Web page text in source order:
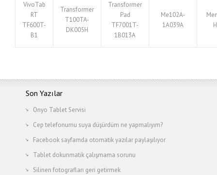
VivoTab
RT
TF600T-
B1
Transformer
T100TA-
DK005H
Transformer
Pad
TF7001T-
1B013A
Me102A-
1A039A
Son Yazılar
Onyo Tablet Servisi
Cep telefonumu suya düşürdüm ne yapmalıyım?
Facebook sayfamda otomatik yazılar paylaşılıyor
Tablet dokunmatik çalışmama sorunu
Silinen fotografları geri getirmek